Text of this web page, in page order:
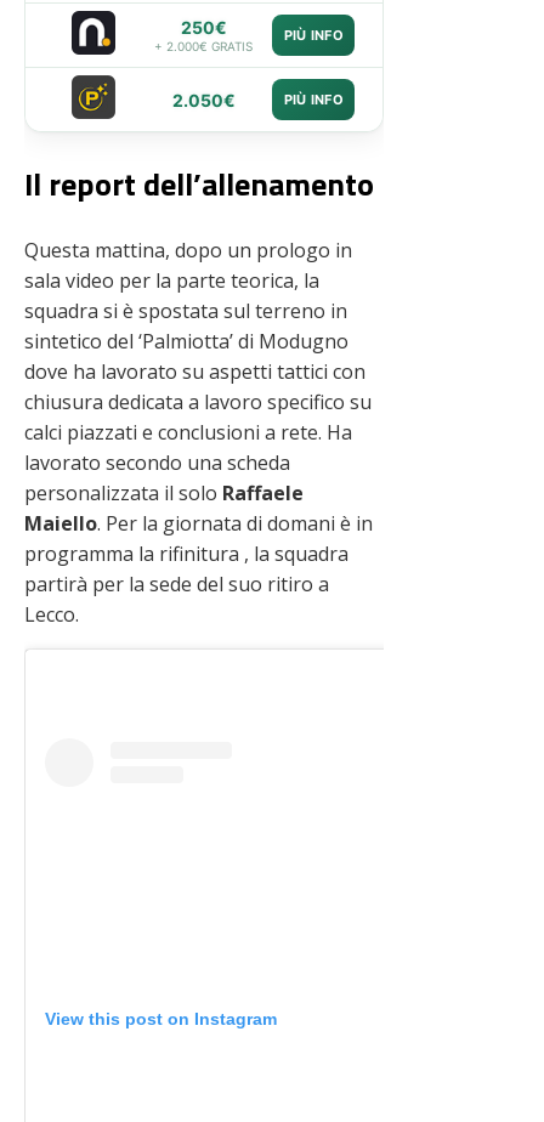
250€
+ 2.000€ GRATIS
PIÙ INFO
2.050€ PIÙ INFO
Il report dell’allenamento
Questa mattina, dopo un prologo in
sala video per la parte teorica, la
squadra si è spostata sul terreno in
sintetico del ‘Palmiotta’ di Modugno
dove ha lavorato su aspetti tattici con
chiusura dedicata a lavoro specifico su
calci piazzati e conclusioni a rete. Ha
lavorato secondo una scheda
personalizzata il solo Raffaele
Maiello. Per la giornata di domani è in
programma la rifinitura , la squadra
partirà per la sede del suo ritiro a
Lecco.
View this post on Instagram